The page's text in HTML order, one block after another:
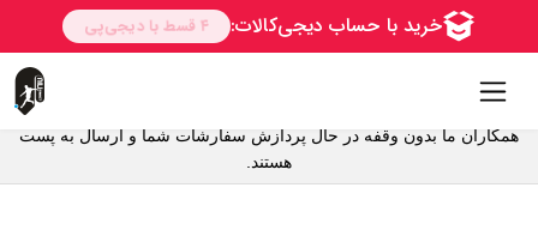
همکاران ما بدون وقفه در حال پردازش سفارشات شما و ارسال به پست
هستند.
ارسال به سراسر ایران از طریق پست حتی روستاها